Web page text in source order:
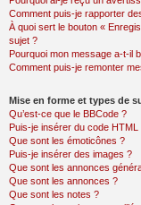
Comment puis-je rapporter
À quoi sert le bouton «
sujet ?
Pourquoi mon message a-t-il
Comment puis-je remonter
Mise en forme et types de
Qu’est-ce que le BBCode ?
Puis-je insérer du code HTML
Que sont les émoticônes ?
Puis-je insérer des images ?
Que sont les annonces
Que sont les annonces ?
Que sont les notes ?